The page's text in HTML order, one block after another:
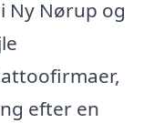
Ny Nørup og
efter en